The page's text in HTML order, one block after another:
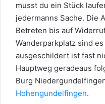
musst du ein Stück
jedermanns Sache. Die
Betreten bis auf
Wanderparkplatz sind
ausgeschildert ist fast
Hauptweg geradeaus
Burg
Hohengundelfingen.